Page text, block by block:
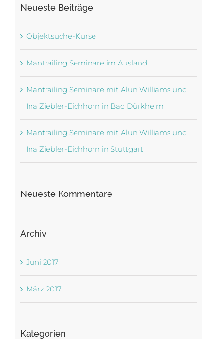
Neueste Beiträge
Objektsuche-Kurse
Mantrailing Seminare im Ausland
Mantrailing Seminare mit Alun Williams und
Ina Ziebler-Eichhorn in Bad Dürkheim
Mantrailing Seminare mit Alun Williams und
Ina Ziebler-Eichhorn in Stuttgart
Neueste Kommentare
Archiv
Juni 2017
März 2017
Kategorien